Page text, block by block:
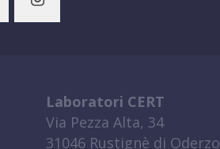
Laboratori CERT
Via Pezza Alta, 34
31046 Rustignè di Oderzo